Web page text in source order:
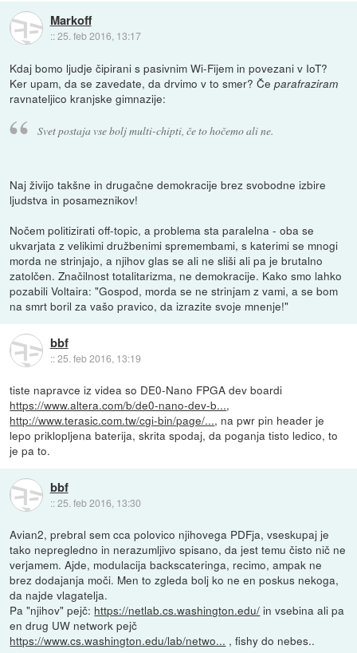
Markoff
::25. feb 2016, 13:17
Kdaj bomo ljudje čipirani s pasivnim Wi-Fijem in povezani v IoT?
Ker upam, da se zavedate, da drvimo v to smer? Čeparafraziram
ravnateljico kranjske gimnazije:
Svet postaja vse bolj multi-chipti, če to hočemo ali ne.
Naj živijo takšne in drugačne demokracije brez svobodne izbire
ljudstva in posameznikov!
Nočem politizirati off-topic, a problema sta paralelna - oba se
ukvarjata z velikimi družbenimi spremembami, s katerimi se mnogi
morda ne strinjajo, a njihov glas se ali ne sliši ali pa je brutalno
zatolčen. Značilnost totalitarizma, ne demokracije. Kako smo lahko
pozabili Voltaira: "Gospod, morda se ne strinjam z vami, a se bom
na smrt boril za vašo pravico, da izrazite svoje mnenje!"
bbf
::25. feb 2016, 13:19
tiste napravce iz videa so DE0-Nano FPGA dev boardi
https://www.altera.com/b/de0-nano-dev-b...,
http://www.terasic.com.tw/cgi-bin/page/..., na pwr pin header je
lepo priklopljena baterija, skrita spodaj, da poganja tisto ledico, to
je pa to.
bbf
::25. feb 2016, 13:30
Avian2, prebral sem cca polovico njihovega PDFja, vseskupaj je
tako nepregledno in nerazumljivo spisano, da jest temu čisto nič ne
verjamem. Ajde, modulacija backscateringa, recimo, ampak ne
brez dodajanja moči. Men to zgleda bolj ko ne en poskus nekoga,
da najde vlagatelja.
Pa "njihov" pejč: https://netlab.cs.washington.edu/ in vsebina ali pa
en drug UW network pejč
https://www.cs.washington.edu/lab/netwo... , fishy do nebes..